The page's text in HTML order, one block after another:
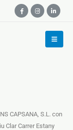
CAPSANA, S.L. con
Clar Carrer Estany